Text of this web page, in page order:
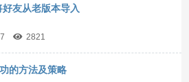
好友从老版本导入
2821
的方法及策略